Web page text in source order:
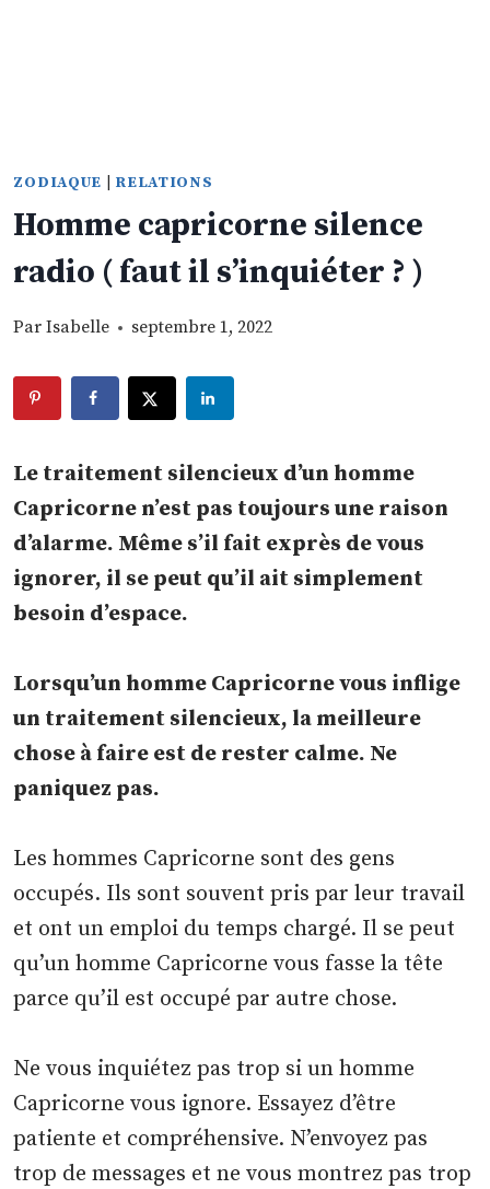
ZODIAQUE RELATIONS
Homme capricorne silence
radio ( faut il s’inquiéter ? )
Par Isabelle septembre 1, 2022
Le traitement silencieux d’un homme
Capricorne n’est pas toujours une raison
d’alarme. Même s’il fait exprès de vous
ignorer, il se peut qu’il ait simplement
besoin d’espace.
Lorsqu’un homme Capricorne vous inflige
un traitement silencieux, la meilleure
chose à faire est de rester calme. Ne
paniquez pas.
Les hommes Capricorne sont des gens
occupés. Ils sont souvent pris par leur travail
et ont un emploi du temps chargé. Il se peut
qu’un homme Capricorne vous fasse la tête
parce qu’il est occupé par autre chose.
Ne vous inquiétez pas trop si un homme
Capricorne vous ignore. Essayez d’être
patiente et compréhensive. N’envoyez pas
trop de messages et ne vous montrez pas trop